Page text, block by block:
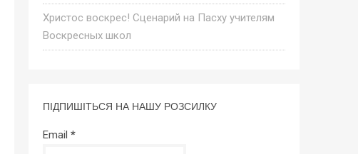
Христос воскрес! Сценарий на Пасху учителям
Воскресных школ
ПІДПИШІТЬСЯ НА НАШУ РОЗСИЛКУ
Email *